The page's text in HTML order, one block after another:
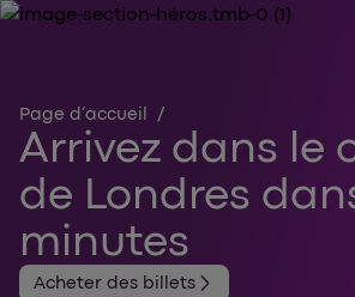
Page d’accueil /
Arrivez dans le
de Londres
minutes
Acheter des billets arrow_forward_ios